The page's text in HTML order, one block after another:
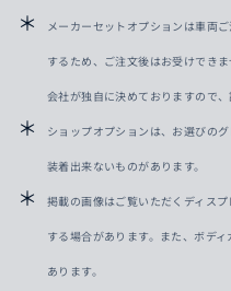
メーカーセットオプションは車両
するため、ご注文後はお受けでき
会社が独自に決めておりますので
ショップオプションは、お選びの
装着出来ないものがあります。
掲載の画像はご覧いただくディス
する場合があります。また、ボデ
あります。